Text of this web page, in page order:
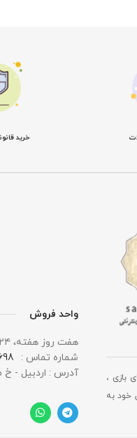
خرید
بازی ،
خود به
واحد فروش
هفت روز هفته، ۲۴ ساعت شبانه‌ روز پاسخگوی شما هستیم.
شماره تماس :
آدرس : اردبیل - خ